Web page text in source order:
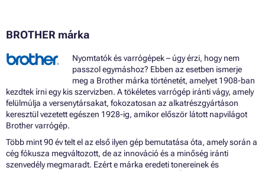
BROTHER márka
Nyomtatók és varrógépek – úgy érzi, hogy nem
passzol egymáshoz? Ebben az esetben ismerje
meg a Brother márka történetét, amelyet 1908-ban
kezdtek írni egy kis szervizben. A tökéletes varrógép iránti vágy, amely
felülmúlja a versenytársakat, fokozatosan az alkatrészgyártáson
keresztül vezetett egészen 1928-ig, amikor először látott napvilágot
Brother varrógép.
Több mint 90 év telt el az első ilyen gép bemutatása óta, amely során a
cég fókusza megváltozott, de az innováció és a minőség iránti
szenvedély megmaradt. Ezért e márka eredeti tonereinek és